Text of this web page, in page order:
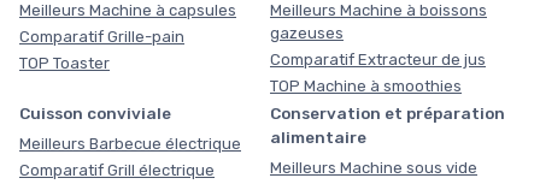
Meilleurs Machine à capsules
Comparatif Grille-pain
TOP Toaster
Meilleurs Machine à boissons
gazeuses
Comparatif Extracteur de jus
TOP Machine à smoothies
Cuisson conviviale
Meilleurs Barbecue électrique
Comparatif Grill électrique
Conservation et préparation
alimentaire
Meilleurs Machine sous vide